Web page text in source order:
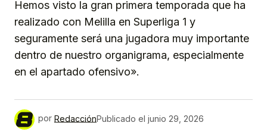
Hemos visto la gran primera temporada que ha
realizado con Melilla en Superliga 1 y
seguramente será una jugadora muy importante
dentro de nuestro organigrama, especialmente
en el apartado ofensivo».
por RedacciónPublicado el junio 29, 2026